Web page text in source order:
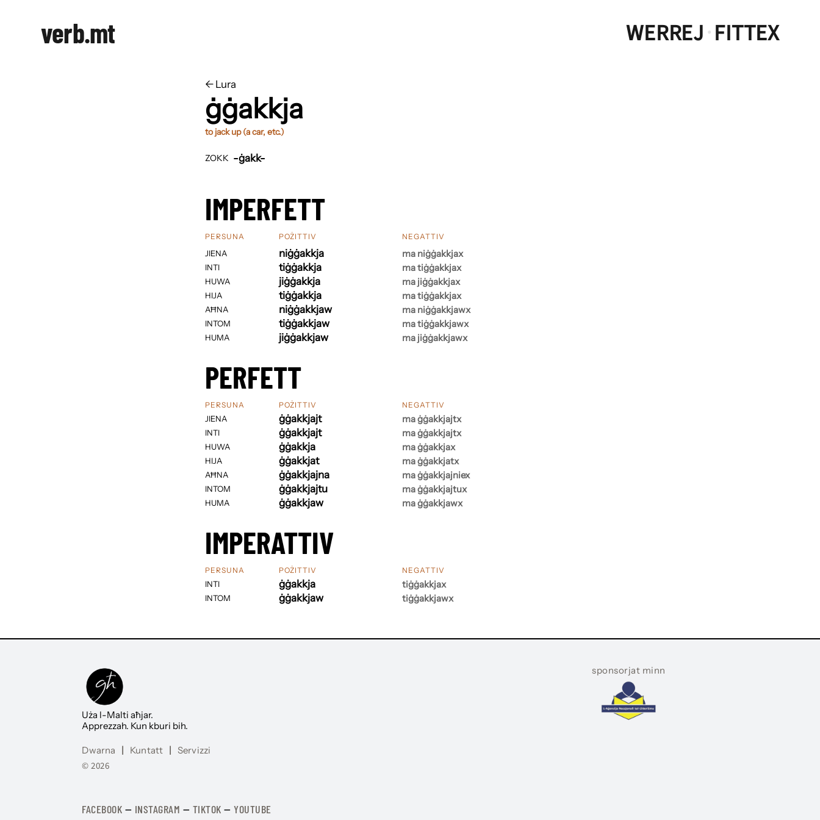
verb.mt WERREJ·FITTEX
← ​​Lura
ġġakkja
to jack up (a car, etc.)
ZOKK -ġakk-
IMPERFETT
PERSUNA
JIENA
INTI
HUWA
HIJA
AĦNA
INTOM
HUMA
POŻITTIV
niġġakkja
tiġġakkja
jiġġakkja
tiġġakkja
niġġakkjaw
tiġġakkjaw
jiġġakkjaw
NEGATTIV
ma niġġakkjax
ma tiġġakkjax
ma jiġġakkjax
ma tiġġakkjax
ma niġġakkjawx
ma tiġġakkjawx
ma jiġġakkjawx
PERFETT
PERSUNA
JIENA
INTI
HUWA
HIJA
AĦNA
INTOM
HUMA
POŻITTIV
ġġakkjajt
ġġakkjajt
ġġakkja
ġġakkjat
ġġakkjajna
ġġakkjajtu
ġġakkjaw
NEGATTIV
ma ġġakkjajtx
ma ġġakkjajtx
ma ġġakkjax
ma ġġakkjatx
ma ġġakkjajniex
ma ġġakkjajtux
ma ġġakkjawx
IMPERATTIV
PERSUNA
INTI
INTOM
POŻITTIV
ġġakkja
ġġakkjaw
NEGATTIV
tiġġakkjax
tiġġakkjawx
Uża l-Malti aħjar.
Apprezzah. Kun kburi bih.
Dwarna | Kuntatt | Servizzi
© 2026
FACEBOOK — INSTAGRAM — TIKTOK — YOUTUBE
sponsorjat minn